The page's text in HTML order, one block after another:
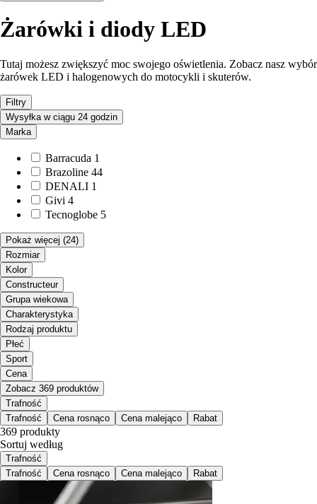
Żarówki i diody LED
Tutaj możesz zwiększyć moc swojego oświetlenia. Zobacz nasz wybór
żarówek LED i halogenowych do motocykli i skuterów.
Filtry
Wysyłka w ciągu 24 godzin
Marka
Barracuda 1
Brazoline 44
DENALI 1
Givi 4
Tecnoglobe 5
Pokaż więcej (24)
Rozmiar
Kolor
Constructeur
Grupa wiekowa
Charakterystyka
Rodzaj produktu
Płeć
Sport
Cena
Zobacz 369 produktów
Trafność
Trafność
Cena rosnąco Cena malejąco Rabat
369 produkty
Sortuj według
Trafność
Trafność
Cena rosnąco Cena malejąco Rabat